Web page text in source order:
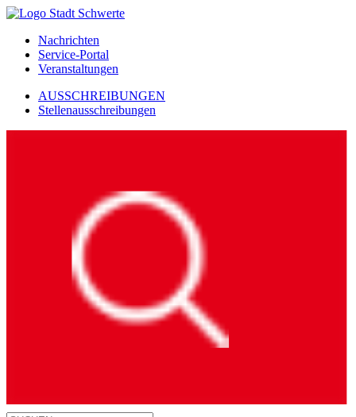
Nachrichten
Service-Portal
Veranstaltungen
AUSSCHREIBUNGEN
Stellenausschreibungen